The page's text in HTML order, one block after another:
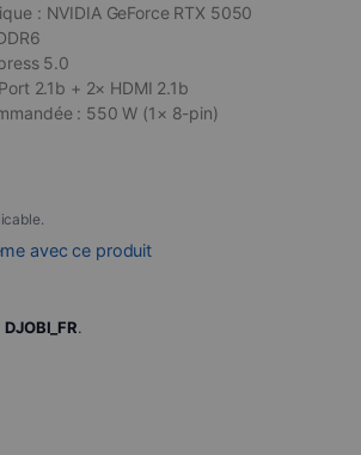
: NVIDIA GeForce RTX 5050
5.0
2.1b + 2× HDMI 2.1b
: 550 W (1× 8-pin)
avec ce produit
DJOBI_FR.